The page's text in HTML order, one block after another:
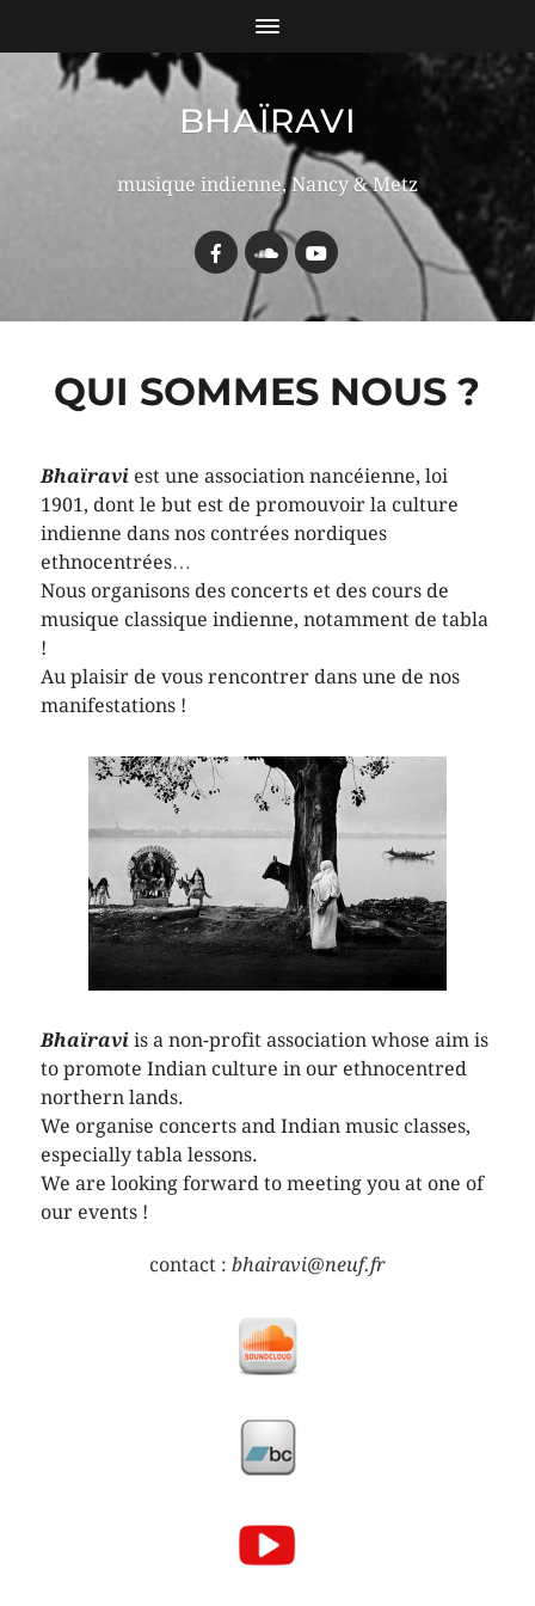
BHAÏRAVI
musique indienne, Nancy & Metz
QUI SOMMES NOUS ?
Bhaïraviest une association nancéienne, loi
1901, dont le but est de promouvoir la culture
indienne dans nos contrées nordiques
ethnocentrées…
Nous organisons des concerts et des cours de
musique classique indienne, notamment de tabla
!
Au plaisir de vous rencontrer dans une de nos
manifestations !
Bhaïraviis a non-profit association whose aim is
to promote Indian culture in our ethnocentred
northern lands.
We organise concerts and Indian music classes,
especially tabla lessons.
We are looking forward to meeting you at one of
our events !
contact :bhairavi@neuf.fr